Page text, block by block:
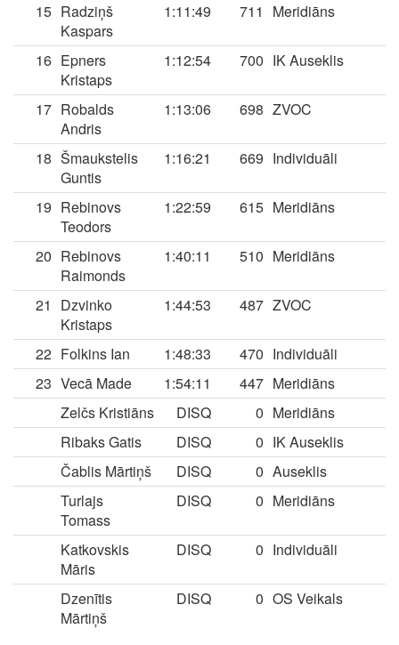
15 Radziņš
Kaspars
1:11:49 711 Meridiāns
16 Epners
Kristaps
1:12:54 700 IK Auseklis
17 Robalds
Andris
1:13:06 698 ZVOC
18 Šmaukstelis
Guntis
1:16:21 669 Individuāli
19 Rebinovs
Teodors
1:22:59 615 Meridiāns
20 Rebinovs
Raimonds
1:40:11 510 Meridiāns
21
Dzvinko
Kristaps
1:44:53 487 ZVOC
22 Folkins Ian 1:48:33 470 Individuāli
23 Vecā Made 1:54:11 447 Meridiāns
Zelčs Kristiāns
DISQ 0 Meridiāns
Ribaks Gatis
DISQ 0 IK Auseklis
Čablis Mārtiņš
DISQ 0 Auseklis
Turlajs
Tomass
DISQ 0 Meridiāns
Katkovskis
Māris
DISQ 0 Individuāli
Dzenītis
Mārtiņš
DISQ 0 OS Veikals